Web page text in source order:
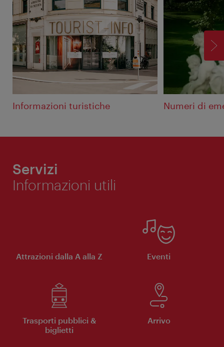
Informazioni turistiche Numeri di
Servizi
Informazioni utili
Attrazioni dalla A alla Z Eventi
Trasporti pubblici &
biglietti
Arrivo